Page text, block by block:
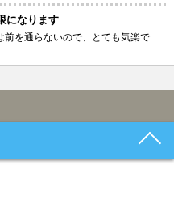
になります
前を通らないので、とても気楽で